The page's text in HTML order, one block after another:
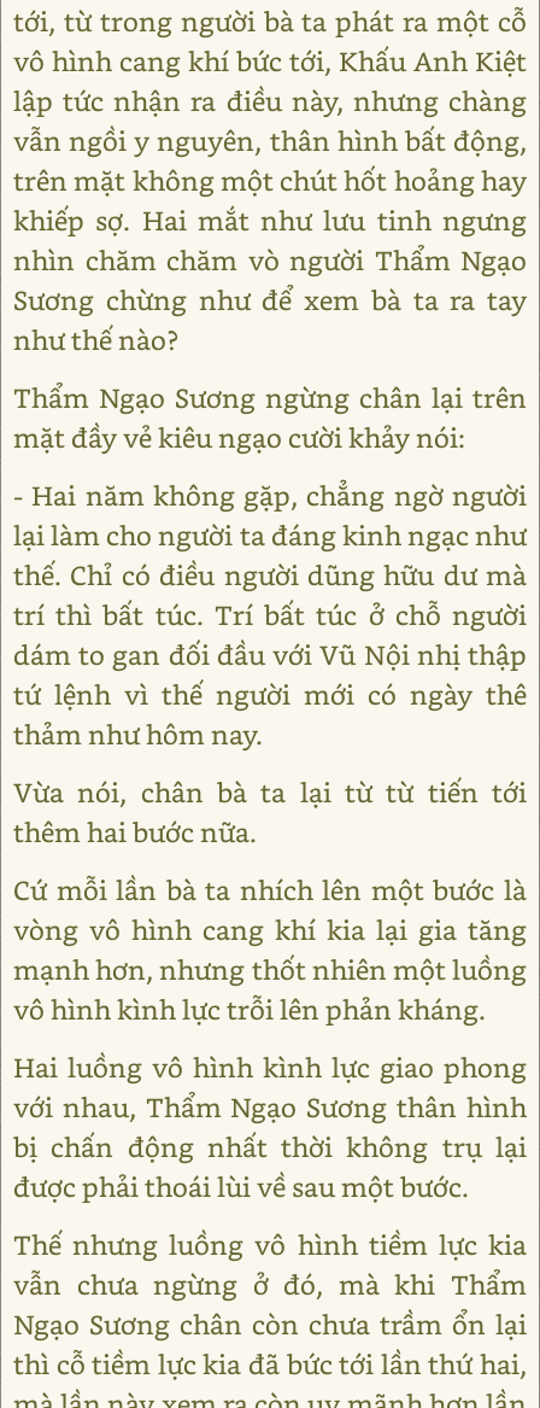
tới, từ trong người bà ta phát ra một cỗ
vô hình cang khí bức tới, Khấu Anh Kiệt
lập tức nhận ra điều này, nhưng chàng
vẫn ngồi y nguyên, thân hình bất động,
trên mặt không một chút hốt hoảng hay
khiếp sợ. Hai mắt như lưu tinh ngưng
nhìn chăm chăm vò người Thẩm Ngạo
Sương chừng như để xem bà ta ra tay
như thế nào?
Thẩm Ngạo Sương ngừng chân lại trên
mặt đầy vẻ kiêu ngạo cười khảy nói:
- Hai năm không gặp, chẳng ngờ người
lại làm cho người ta đáng kinh ngạc như
thế. Chỉ có điều người dũng hữu dư mà
trí thì bất túc. Trí bất túc ở chỗ người
dám to gan đối đầu với Vũ Nội nhị thập
tứ lệnh vì thế người mới có ngày thê
thảm như hôm nay.
Vừa nói, chân bà ta lại từ từ tiến tới
thêm hai bước nữa.
Cứ mỗi lần bà ta nhích lên một bước là
vòng vô hình cang khí kia lại gia tăng
mạnh hơn, nhưng thốt nhiên một luồng
vô hình kình lực trỗi lên phản kháng.
Hai luồng vô hình kình lực giao phong
với nhau, Thẩm Ngạo Sương thân hình
bị chấn động nhất thời không trụ lại
được phải thoái lùi về sau một bước.
Thế nhưng luồng vô hình tiềm lực kia
vẫn chưa ngừng ở đó, mà khi Thẩm
Ngạo Sương chân còn chưa trầm ổn lại
thì cỗ tiềm lực kia đã bức tới lần thứ hai,